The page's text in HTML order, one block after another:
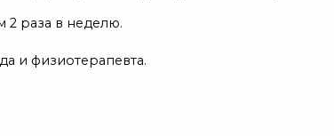
раза в неделю.
и физиотерапевта.